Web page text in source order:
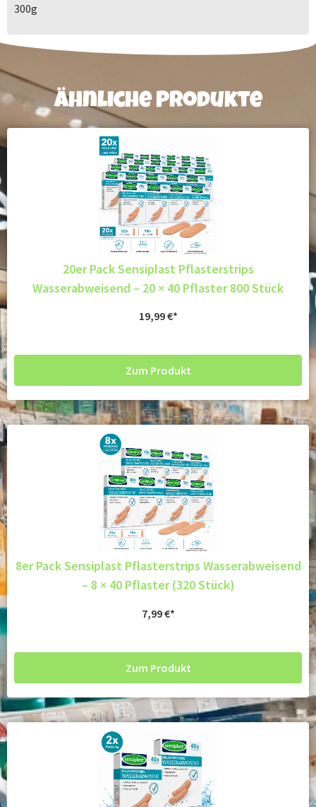
300g
Ähnliche Produkte
20er Pack Sensiplast Pflasterstrips
Wasserabweisend – 20 × 40 Pflaster 800 Stück
19,99€
Zum Produkt
8er Pack Sensiplast Pflasterstrips Wasserabweisend
– 8 × 40 Pflaster (320 Stück)
7,99€
Zum Produkt